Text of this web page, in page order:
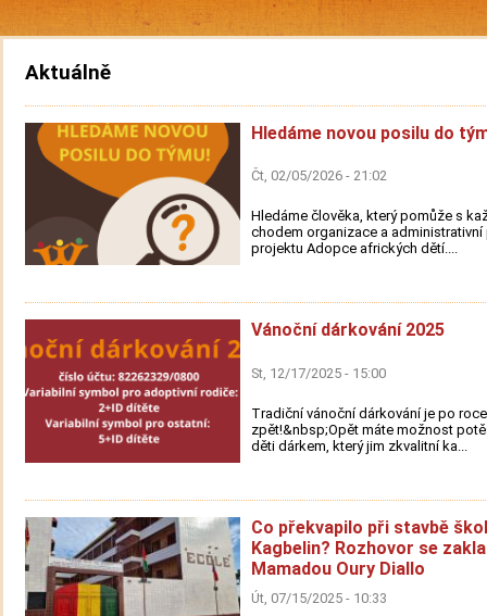
Aktuálně
Hledáme novou posilu do
Čt, 02/05/2026 - 21:02
Hledáme člověka, který pomůže s
chodem organizace a
projektu Adopce afrických dětí....
Vánoční dárkování 2025
St, 12/17/2025 - 15:00
Tradiční vánoční dárkování je po roce
zpět!&nbsp;Opět máte možnost
děti dárkem, který jim zkvalitní ka...
Co překvapilo při stavbě
Kagbelin? Rozhovor se
Mamadou Oury Diallo
Út, 07/15/2025 - 10:33